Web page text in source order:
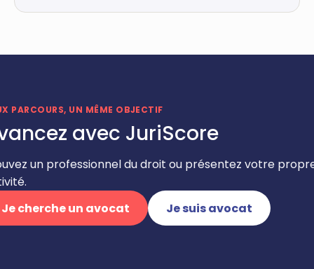
PARCOURS, UN MÊME OBJECTIF
avec JuriScore
un professionnel du droit ou présentez votre
Je cherche un avocat
Je suis avocat